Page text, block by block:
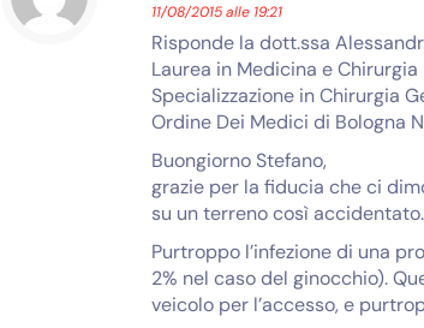
11/08/2015 alle 19:21
Risponde la dott.ssa
Laurea in Medicina e
Specializzazione in Chirurgia
Ordine Dei Medici di Bologna
Buongiorno Stefano,
grazie per la fiducia che ci
su un terreno così accidentato.
Purtroppo l’infezione di una
2% nel caso del ginocchio).
veicolo per l’accesso, e